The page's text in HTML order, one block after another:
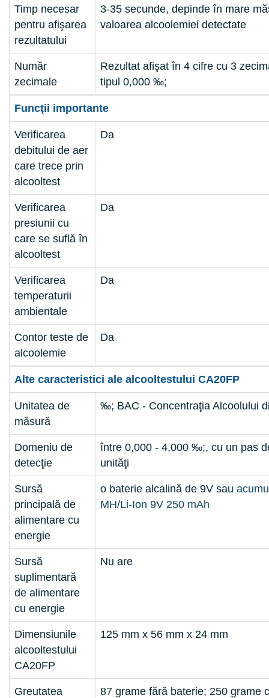
Timp necesar
pentru afişarea
rezultatului
3-35 secunde, depinde în mare
valoarea alcoolemiei detectate
Număr
zecimale
Rezultat afişat în 4 cifre cu 3
tipul 0,000 ‰;
Funcţii importante
Verificarea
debitului de aer
care trece prin
alcooltest
Da
Verificarea
presiunii cu
care se suflă în
alcooltest
Da
Verificarea
temperaturii
ambientale
Da
Contor teste de
alcoolemie
Da
Alte caracteristici ale alcooltestului CA20FP
Unitatea de
măsură
‰; BAC - Concentraţia Alcoolului
Domeniu de
detecţie
între 0,000 - 4,000 ‰;, cu un pas
unităţi
Sursă
principală de
alimentare cu
energie
o baterie alcalină de 9V sau
MH/Li-Ion 9V 250 mAh
Sursă
suplimentară
de alimentare
cu energie
Nu are
Dimensiunile
alcooltestului
CA20FP
125 mm x 56 mm x 24 mm
Greutatea
87 grame fără baterie; 250 grame